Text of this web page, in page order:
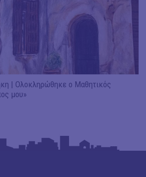
| Ολοκληρώθηκε ο Μαθητικός
μου»